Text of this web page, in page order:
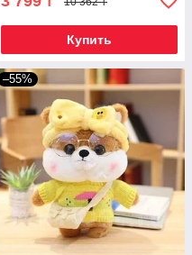
Купить
–55%